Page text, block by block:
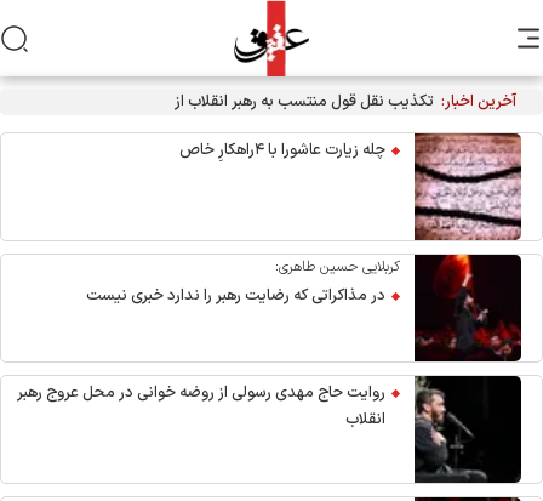
آخرین اخبار: تکذیب نقل قول منتسب به رهبر انقلاب از سوی دفتر معظم‌له
چله زیارت عاشورا با ۴راهکارِ خاص
کربلایی حسین طاهری:
در مذاکراتی که رضایت رهبر را ندارد خبری نیست
روایت حاج مهدی رسولی از روضه خوانی در محل عروج رهبر
انقلاب